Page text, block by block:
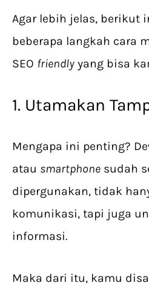
Agar lebih jelas, berikut
beberapa langkah cara
SEO friendly yang bisa
1. Utamakan
Mengapa ini penting?
atau smartphone sudah
dipergunakan, tidak
komunikasi, tapi juga
informasi.
Maka dari itu, kamu